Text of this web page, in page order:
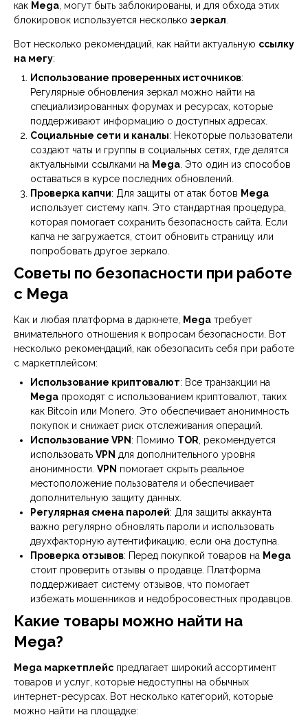
как Mega , могут быть заблокированы, и для обхода этих
блокировок используется несколько зеркал
Вот несколько рекомендаций, как найти актуальную ссылку
на мегу:
Использование проверенных источников:
Регулярные обновления зеркал можно найти на
специализированных форумах и ресурсах, которые
поддерживают информацию о доступных адресах.
Социальные сети и каналы: Некоторые пользователи
создают чаты и группы в социальных сетях, где делятся
актуальными ссылками на Mega . Это один из способов
оставаться в курсе последних обновлений.
Проверка капчи: Для защиты от атак ботов Mega
использует систему капч. Это стандартная процедура,
которая помогает сохранить безопасность сайта. Если
капча не загружается, стоит обновить страницу или
попробовать другое зеркало.
Советы по безопасности при работе
с Mega
Как и любая платформа в даркнете, Mega требует
внимательного отношения к вопросам безопасности. Вот
несколько рекомендаций, как обезопасить себя при работе
с маркетплейсом:
Использование криптовалют: Все транзакции на
Mega проходят с использованием криптовалют, таких
как Bitcoin или Monero. Это обеспечивает анонимность
покупок и снижает риск отслеживания операций.
Использование VPN : Помимо TOR , рекомендуется
использовать VPN для дополнительного уровня
анонимности. VPN помогает скрыть реальное
местоположение пользователя и обеспечивает
дополнительную защиту данных.
Регулярная смена паролей: Для защиты аккаунта
важно регулярно обновлять пароли и использовать
двухфакторную аутентификацию, если она доступна.
Проверка отзывов: Перед покупкой товаров на Mega
стоит проверить отзывы о продавце. Платформа
поддерживает систему отзывов, что помогает
избежать мошенников и недобросовестных продавцов.
Какие товары можно найти на
Mega?
Mega маркетплейс предлагает широкий ассортимент
товаров и услуг, которые недоступны на обычных
интернет-ресурсах. Вот несколько категорий, которые
можно найти на площадке: